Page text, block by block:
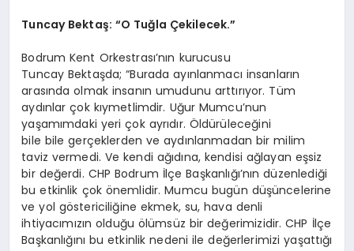
Tuncay Bektaş: “O Tuğla Çekilecek.”
Bodrum Kent Orkestrası’nın kurucusu
Tuncay Bektaşda; “Burada ayınlanmacı insanların
arasında olmak insanın umudunu arttırıyor. Tüm
aydınlar çok kıymetlimdir. Uğur Mumcu’nun
yaşamımdaki yeri çok ayrıdır. Öldürüleceğini
bile bile gerçeklerden ve aydınlanmadan bir milim
taviz vermedi. Ve kendi ağıdına, kendisi ağlayan eşsiz
bir değerdi. CHP Bodrum İlçe Başkanlığı’nın düzenlediği
bu etkinlik çok önemlidir. Mumcu bugün düşüncelerine
ve yol göstericiliğine ekmek, su, hava denli
ihtiyacımızın olduğu ölümsüz bir değerimizidir. CHP İlçe
Başkanlığını bu etkinlik nedeni ile değerlerimizi yaşattığı